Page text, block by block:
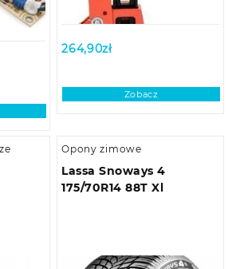
264,90zł
Zobacz
Opony zimowe
Lassa Snoways 4
175/70R14 88T Xl